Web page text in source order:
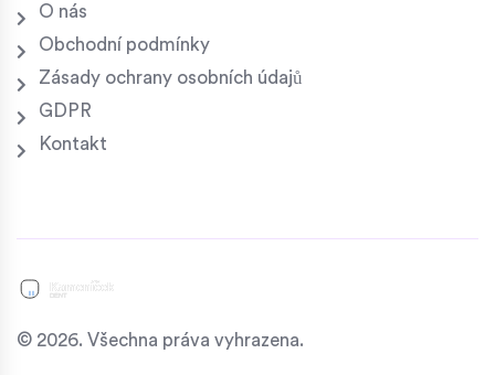
O nás
Obchodní podmínky
Zásady ochrany osobních údajů
GDPR
Kontakt
© 2026. Všechna práva vyhrazena.